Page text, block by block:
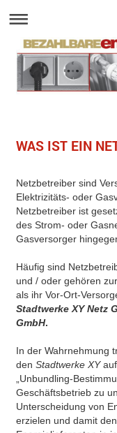
WAS IST EIN
Netzbetreiber sind
Elektrizitäts- oder
Netzbetreiber ist
des Strom- oder
Gasversorger
Häufig sind
und / oder gehören
als ihr Vor-Ort-
Stadtwerke XY Netz
GmbH.
In der Wahrnehmung
den Stadtwerke XY
„Unbundling-
Geschäftsbetrieb zu
Unterscheidung von
erzielen und damit